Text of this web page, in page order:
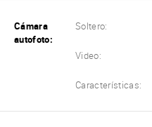
Cámara
autofoto:
Soltero:
Video:
Características: